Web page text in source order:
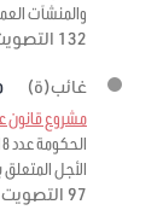
والمنشآت
132 التصويت
غائب(ة)
مشروع قانون عدد
الأجل
97 التصويت